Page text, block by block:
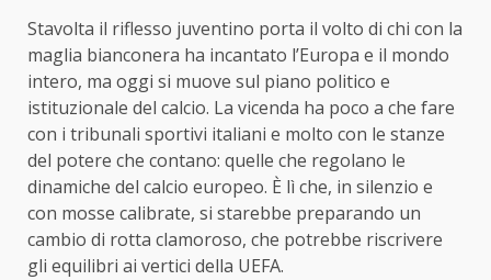
Stavolta il riflesso juventino porta il volto di chi con la
maglia bianconera ha incantato l’Europa e il mondo
intero, ma oggi si muove sul piano politico e
istituzionale del calcio. La vicenda ha poco a che fare
con i tribunali sportivi italiani e molto con le stanze
del potere che contano: quelle che regolano le
dinamiche del calcio europeo. È lì che, in silenzio e
con mosse calibrate, si starebbe preparando un
cambio di rotta clamoroso, che potrebbe riscrivere
gli equilibri ai vertici della UEFA.